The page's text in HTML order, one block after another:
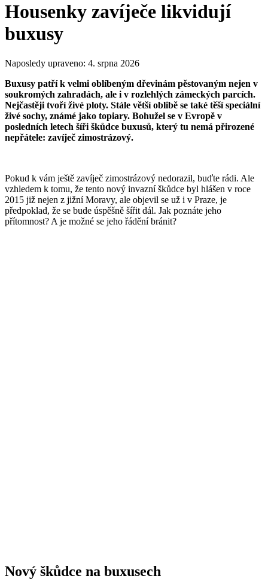
Housenky zavíječe likvidují
buxusy
Naposledy upraveno: 4. srpna 2026
Buxusy patří k velmi oblíbeným dřevinám pěstovaným nejen v
soukromých zahradách, ale i v rozlehlých zámeckých parcích.
Nejčastěji tvoří živé ploty. Stále větší oblibě se také těší speciální
živé sochy, známé jako topiary. Bohužel se v Evropě v
posledních letech šíři škůdce buxusů, který tu nemá přirozené
nepřátele: zavíječ zimostrázový.
Pokud k vám ještě zavíječ zimostrázový nedorazil, buďte rádi. Ale
vzhledem k tomu, že tento nový invazní škůdce byl hlášen v roce
2015 již nejen z jižní Moravy, ale objevil se už i v Praze, je
předpoklad, že se bude úspěšně šířit dál. Jak poznáte jeho
přítomnost? A je možné se jeho řádění bránit?
Nový škůdce na buxusech